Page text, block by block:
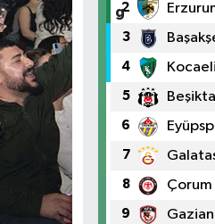
2
3
4
5
6
7
8 Çorum
9